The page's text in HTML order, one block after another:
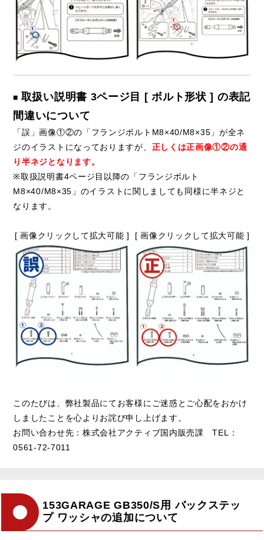
■ 取扱い説明書 3ページ目 [ ボルト形状 ] の表記
間違いについて
「誤」画像①②の「フランジボルトM8×40/M8×35」が全ネ
ジのイラストになっておりますが、 正しくは正画像①②の通
り半ネジとなります。
※取扱説明書4ページ目以降の「フランジボルト
M8×40/M8×35」のイラストに関しましても同様に半ネジと
なります。
[ 画像クリックして拡大可能 ] [ 画像クリックして拡大可能 ]
このたびは、弊社製品にてお客様にご迷惑とご心配をおかけ
しましたことを心よりお詫び申し上げます。
お問い合わせ先：株式会社アクティブ国内販売課 TEL：
0561-72-7011
153GARAGE GB350/S用 バックステッ
プ ワッシャの追加について